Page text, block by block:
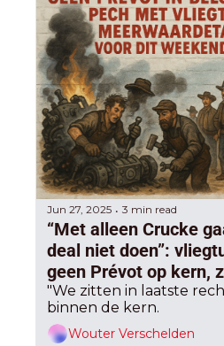
Jun 27, 2025 • 3 min read
“Met alleen Crucke
deal niet doen”:
geen Prévot op kern,
meerwaardebelasting
"We zitten in laatste
Wouter Verschelden